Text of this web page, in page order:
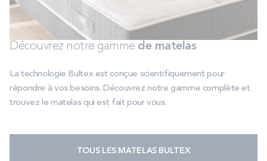
Découvrez notre gamme de matelas
La technologie Bultex est conçue scientifiquement pour
répondre à vos besoins. Découvrez notre gamme complète et
trouvez le matelas qui est fait pour vous.
TOUS LES MATELAS BULTEX